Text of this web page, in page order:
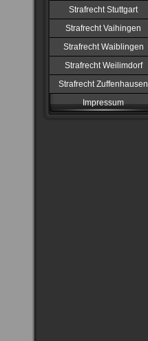
Strafrecht Stuttgart
Strafrecht Vaihingen
Strafrecht Waiblingen
Strafrecht Weilimdorf
Strafrecht Zuffenhausen
Impressum